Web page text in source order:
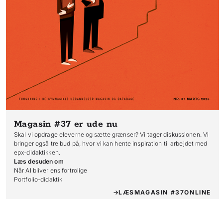
Magasin #37 er ude nu
Skal vi opdrage eleverne og sætte grænser? Vi tager diskussionen. Vi
bringer også tre bud på, hvor vi kan hente inspiration til arbejdet med
epx-didaktikken.
Læs desuden om
Når AI bliver ens fortrolige
Portfolio-didaktik
LÆSMAGASIN #37ONLINE